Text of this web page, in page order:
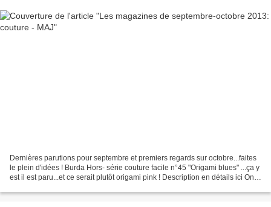
Dernières parutions pour septembre et premiers regards sur octobre...faites
le plein d'idées ! Burda Hors- série couture facile n°45 "Origami blues" ...ça y
est il est paru...et ce serait plutôt origami pink ! Description en détails ici On